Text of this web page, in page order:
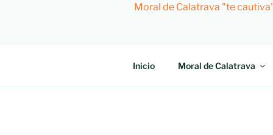
Moral de Calatrava "te
Inicio Moral de Calatrava